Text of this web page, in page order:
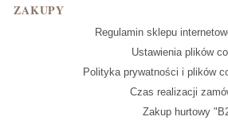
Linki w stopce
ZAKUPY
Regulamin sklepu
Ustawienia plików
Polityka prywatności i plików
Czas realizacji
Zakup hurtowy